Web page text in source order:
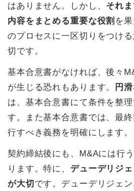
はありません。しかし、 それ
内容をまとめる重要な役割 を
のプロセスに一区切りをつけ
切です。
基本合意書がなければ、後々
が生じる恐れもあります。
円
は、基本合意書にて条件を整
す。また基本合意書では、最
行すべき義務を明確にします。
契約締結後にも、M&Aには行
ります。特に、 デューデリジ
が大切 です。デューデリジェン